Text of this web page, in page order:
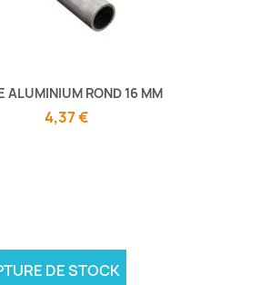
ALUMINIUM ROND 16 MM
4,37 €
DE STOCK